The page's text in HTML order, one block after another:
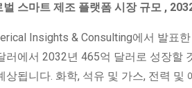
벌 스마트 제조 플랫폼 시장 규모 ,
Insights & Consulting에서 발표
러에서 2032년 465억 달러로 성장할
상됩니다. 화학, 석유 및 가스, 전력 및